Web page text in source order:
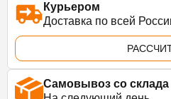
Курьером
Доставка по всей
Самовывоз со